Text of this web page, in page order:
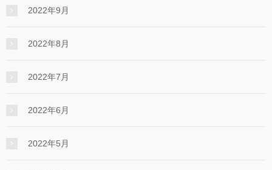
2022年9月
2022年8月
2022年7月
2022年6月
2022年5月